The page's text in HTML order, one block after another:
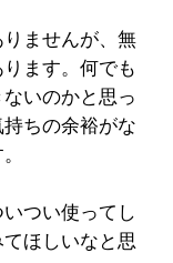
ませんが、無
ます。何でも
いのかと思っ
ちの余裕がな
つい使ってし
ほしいなと思